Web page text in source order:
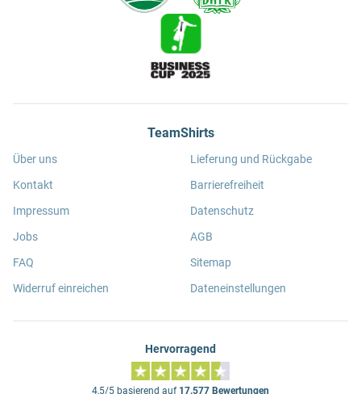
TeamShirts
Über uns
Kontakt
Impressum
Jobs
FAQ
Widerruf einreichen
Lieferung und Rückgabe
Barrierefreiheit
Datenschutz
AGB
Sitemap
Dateneinstellungen
Hervorragend
4,5/5 basierend auf 17.577 Bewertungen